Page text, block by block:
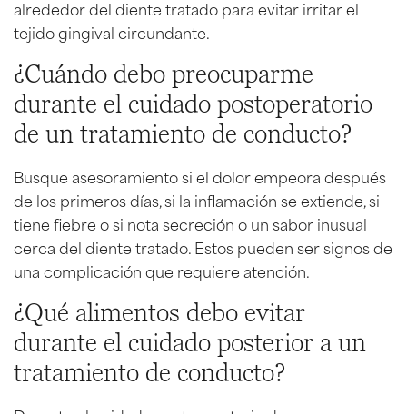
alrededor del diente tratado para evitar irritar el
tejido gingival circundante.
¿Cuándo debo preocuparme
durante el cuidado postoperatorio
de un tratamiento de conducto?
Busque asesoramiento si el dolor empeora después
de los primeros días, si la inflamación se extiende, si
tiene fiebre o si nota secreción o un sabor inusual
cerca del diente tratado. Estos pueden ser signos de
una complicación que requiere atención.
¿Qué alimentos debo evitar
durante el cuidado posterior a un
tratamiento de conducto?